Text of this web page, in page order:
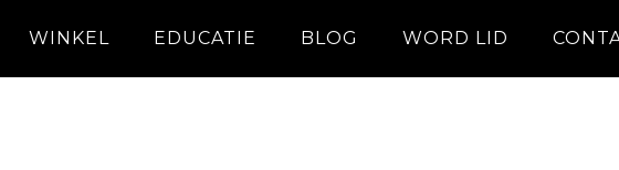
WINKEL EDUCATIE BLOG WORD LID